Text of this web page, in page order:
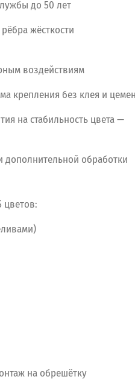
до 50 лет
рёбражёсткости
воздействиям
крепления без клея и
на стабильность цвета—
дополнительной обработки
цветов:
на обрешётку